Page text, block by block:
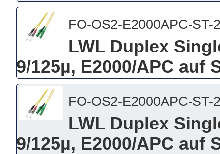
FO-OS2-E2000APC-ST-2
LWL Duplex
9/125µ, E2000/APC auf
FO-OS2-E2000APC-ST-
LWL Duplex
9/125µ, E2000/APC auf